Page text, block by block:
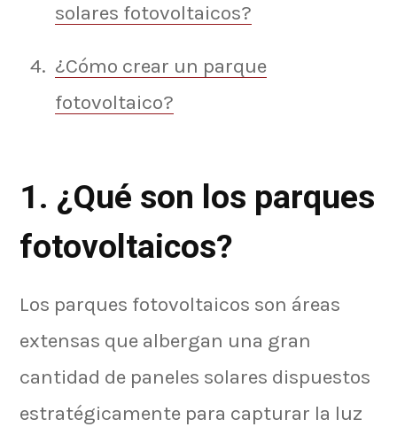
solares fotovoltaicos?
¿Cómo crear un parque
fotovoltaico?
1. ¿Qué son los parques
fotovoltaicos?
Los parques fotovoltaicos son áreas
extensas que albergan una gran
cantidad de paneles solares dispuestos
estratégicamente para capturar la luz